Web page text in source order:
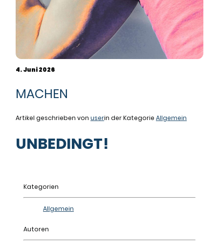
4. Juni 2026
MACHEN
Artikel geschrieben von userin der Kategorie Allgemein
UNBEDINGT!
Kategorien
Allgemein
Autoren